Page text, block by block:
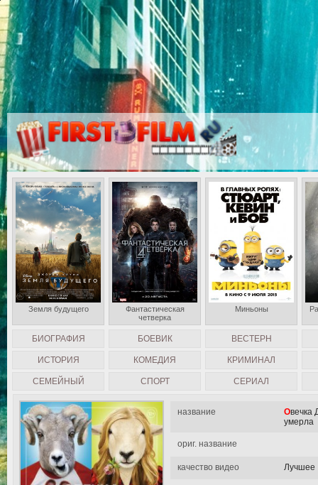
название
Овечка Долли была злая и рано
умерла
ориг. название
качество видео Лучшее
БИОГРАФИЯ БОЕВИК ВЕСТЕРН
ИСТОРИЯ КОМЕДИЯ КРИМИНАЛ
СЕМЕЙНЫЙ СПОРТ СЕРИАЛ
Земля будущего
Фантастическая
четверка
Миньоны